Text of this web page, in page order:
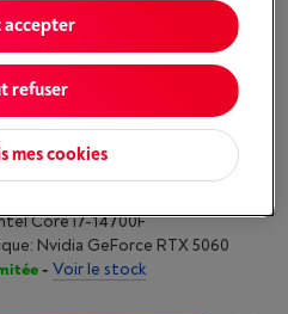
0042NB) RTX 5060 | INTEL
DDR5
Core i7-14700F
Nvidia GeForce RTX 5060
- Voir le stock
mes cookies
refuser
accepter